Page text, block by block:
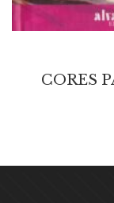
CORES